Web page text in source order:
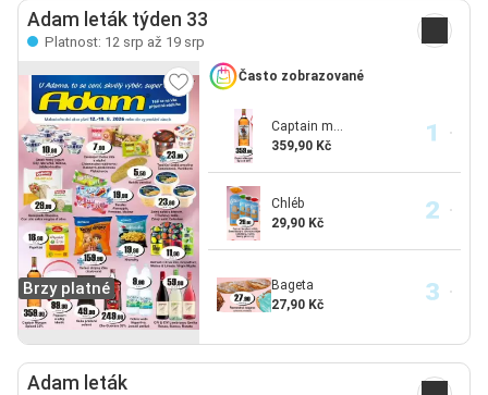
Adam leták týden 33
Platnost: 12 srp až 19 srp
Brzy platné
Často zobrazované
Captain m...
359,90 Kč
Chléb
29,90 Kč
Bageta
27,90 Kč
Adam leták